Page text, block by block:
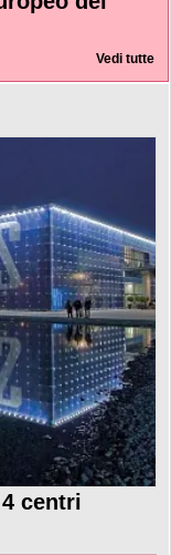
Vedi tutte
centri